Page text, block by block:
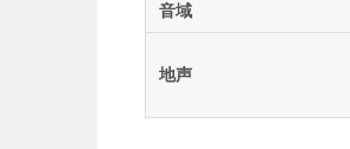
音域
地声